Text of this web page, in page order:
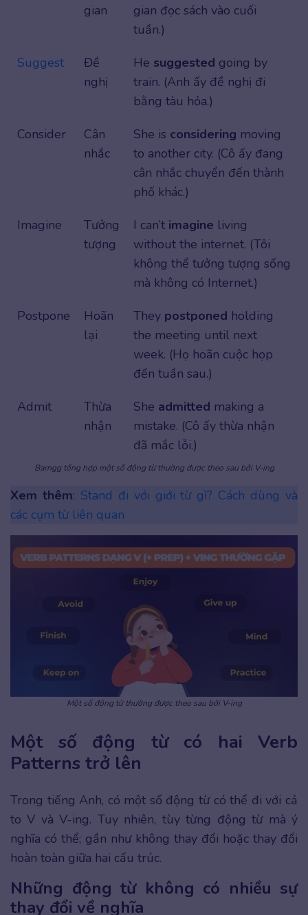
gian
gian đọc sách vào cuối
tuần.)
Suggest
Đề
nghị
He suggested going by
train. (Anh ấy đề nghị đi
bằng tàu hỏa.)
Consider
Cân
nhắc
She is considering moving
to another city. (Cô ấy đang
cân nhắc chuyển đến thành
phố khác.)
Imagine
Tưởng
tượng
I can’t imagine living
without the internet. (Tôi
không thể tưởng tượng sống
mà không có Internet.)
Postpone
Hoãn
lại
They postponed holding
the meeting until next
week. (Họ hoãn cuộc họp
đến tuần sau.)
Admit
Thừa
nhận
She admitted making a
mistake. (Cô ấy thừa nhận
đã mắc lỗi.)
Barngg tổng hợp một số động từ thường được theo sau bởi V-ing
Xem thêm: Stand đi với giới từ gì? Cách dùng và
các cụm từ liên quan
Một số động từ thường được theo sau bởi V-ing
Một số động từ có hai Verb
Patterns trở lên
Trong tiếng Anh, có một số động từ có thể đi với cả
to V và V-ing. Tuy nhiên, tùy từng động từ mà ý
nghĩa có thể; gần như không thay đổi hoặc thay đổi
hoàn toàn giữa hai cấu trúc.
Những động từ không có nhiều sự
thay đổi về nghĩa